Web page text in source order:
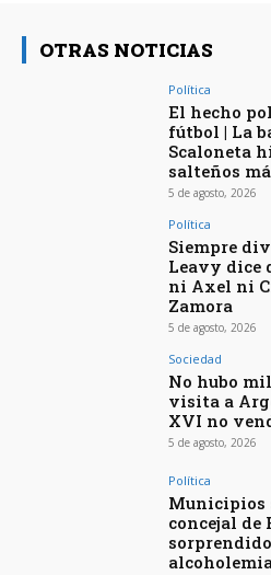
OTRAS NOTICIAS
Política
El hecho
fútbol | La
Scaloneta
salteños
5 de agosto, 2026
Política
Siempre
Leavy dice
ni Axel ni
Zamora
5 de agosto, 2026
Sociedad
No hubo
visita a
XVI no
5 de agosto, 2026
Política
Municipios
concejal de